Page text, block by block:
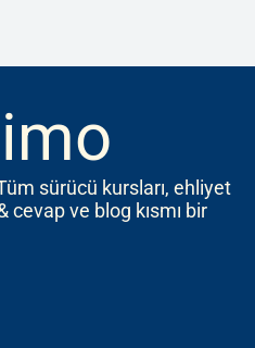
sürücü kursları, ehliyet
cevap ve blog kısmı bir